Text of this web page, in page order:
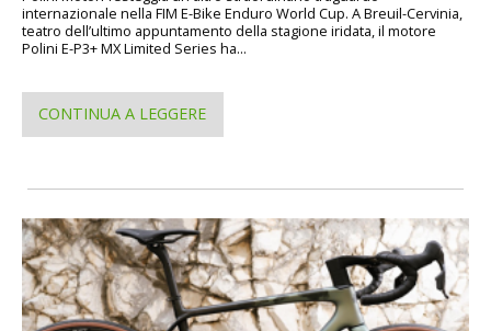
internazionale nella FIM E-Bike Enduro World Cup. A Breuil-Cervinia,
teatro dell’ultimo appuntamento della stagione iridata, il motore
Polini E-P3+ MX Limited Series ha...
CONTINUA A LEGGERE